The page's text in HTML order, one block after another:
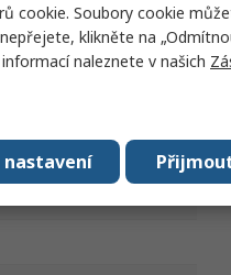
průchodek
cookie. Soubory cookie
klikněte na
naleznete v našich